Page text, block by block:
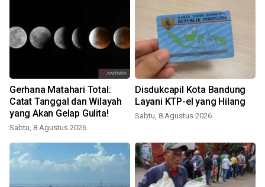
Gerhana Matahari Total:
Catat Tanggal dan Wilayah
yang Akan Gelap Gulita!
Sabtu, 8 Agustus 2026
Disdukcapil Kota Bandung
Layani KTP-el yang Hilang
Sabtu, 8 Agustus 2026